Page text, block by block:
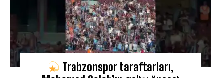
Trabzonspor taraftarları,